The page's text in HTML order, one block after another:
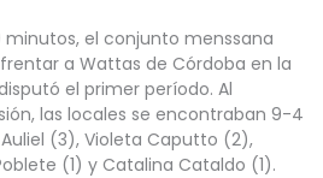
minutos, el conjunto menssana
a Wattas de Córdoba en la
el primer período. Al
las locales se encontraban 9-4
(3), Violeta Caputto (2),
(1) y Catalina Cataldo (1).